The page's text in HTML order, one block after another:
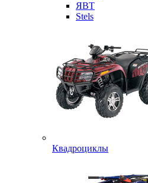
ЯВТ
Stels
Квадроциклы